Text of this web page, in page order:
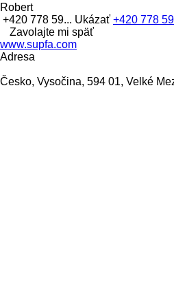
Robert
+420 778 59... Ukázať +420 778
Zavolajte mi späť
www.supfa.com
Adresa
Česko, Vysočina, 594 01, Velké